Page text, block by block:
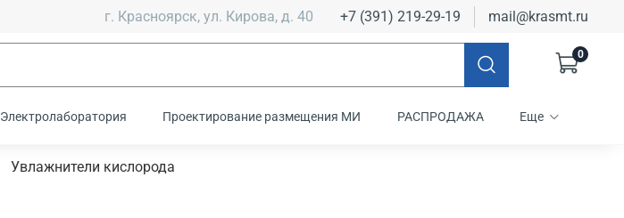
г. Красноярск, ул. Кирова, д. 40 +7 (391) 219-29-19 mail@krasmt.ru
0
Электролаборатория Проектирование размещения МИ РАСПРОДАЖА Еще
Увлажнители кислорода